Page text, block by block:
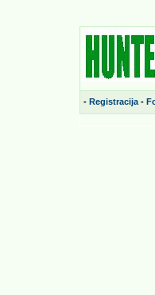
- Registracija -